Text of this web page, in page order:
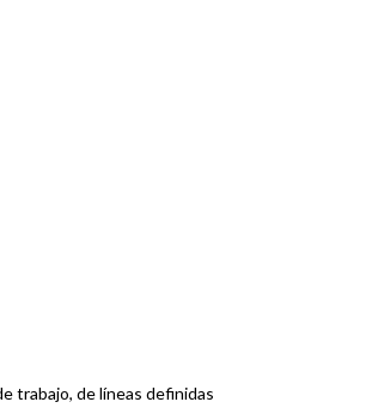
trabajo, de líneas definidas